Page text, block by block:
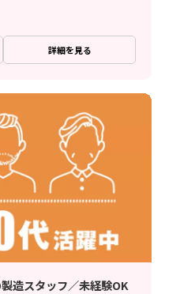
詳細を見る
造スタッフ／未経験OK